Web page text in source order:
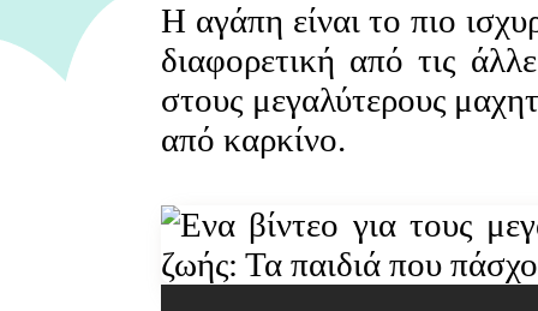
Η αγάπη είναι το πιο
διαφορετική από τις
στους μεγαλύτερους
από καρκίνο.